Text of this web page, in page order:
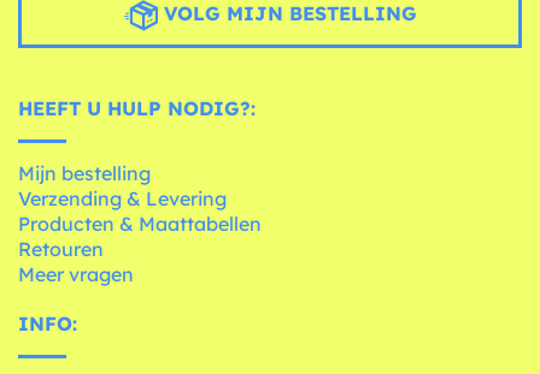
VOLG MIJN BESTELLING
HEEFT U HULP NODIG?:
Mijn bestelling
Verzending & Levering
Producten & Maattabellen
Retouren
Meer vragen
INFO: